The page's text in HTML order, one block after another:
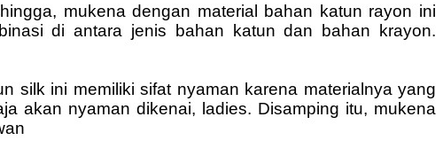
mukena dengan material bahan katun rayon ini
di antara jenis bahan katun dan bahan krayon.
silk ini memiliki sifat nyaman karena materialnya yang
akan nyaman dikenai, ladies. Disamping itu, mukena